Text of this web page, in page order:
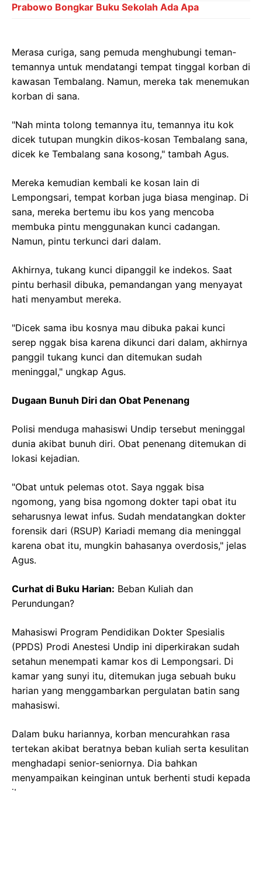
Prabowo Bongkar Buku Sekolah Ada Apa
Merasa curiga, sang pemuda menghubungi teman-
temannya untuk mendatangi tempat tinggal korban di
kawasan Tembalang. Namun, mereka tak menemukan
korban di sana.
"Nah minta tolong temannya itu, temannya itu kok
dicek tutupan mungkin dikos-kosan Tembalang sana,
dicek ke Tembalang sana kosong," tambah Agus.
Mereka kemudian kembali ke kosan lain di
Lempongsari, tempat korban juga biasa menginap. Di
sana, mereka bertemu ibu kos yang mencoba
membuka pintu menggunakan kunci cadangan.
Namun, pintu terkunci dari dalam.
Akhirnya, tukang kunci dipanggil ke indekos. Saat
pintu berhasil dibuka, pemandangan yang menyayat
hati menyambut mereka.
"Dicek sama ibu kosnya mau dibuka pakai kunci
serep nggak bisa karena dikunci dari dalam, akhirnya
panggil tukang kunci dan ditemukan sudah
meninggal," ungkap Agus.
Dugaan Bunuh Diri dan Obat Penenang
Polisi menduga mahasiswi Undip tersebut meninggal
dunia akibat bunuh diri. Obat penenang ditemukan di
lokasi kejadian.
"Obat untuk pelemas otot. Saya nggak bisa
ngomong, yang bisa ngomong dokter tapi obat itu
seharusnya lewat infus. Sudah mendatangkan dokter
forensik dari (RSUP) Kariadi memang dia meninggal
karena obat itu, mungkin bahasanya overdosis," jelas
Agus.
Curhat di Buku Harian: Beban Kuliah dan
Perundungan?
Mahasiswi Program Pendidikan Dokter Spesialis
(PPDS) Prodi Anestesi Undip ini diperkirakan sudah
setahun menempati kamar kos di Lempongsari. Di
kamar yang sunyi itu, ditemukan juga sebuah buku
harian yang menggambarkan pergulatan batin sang
mahasiswi.
Dalam buku hariannya, korban mencurahkan rasa
tertekan akibat beratnya beban kuliah serta kesulitan
menghadapi senior-seniornya. Dia bahkan
menyampaikan keinginan untuk berhenti studi kepada
ibunya.